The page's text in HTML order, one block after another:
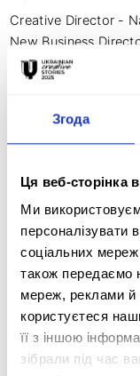
Згода
Ця веб-сторінка
Ми
персоналізувати
соціальних
також передаємо
мереж, реклами й
користуєтеся
її з іншою
зібрали під час
Creative Director -
New Business
Senior Copywriter -
Creative Group
Motion Designer -
Креативна
Problem: Over
simplest clothes.
Kazakhstanis
40,000 tons
in the boxes of
unavailable for